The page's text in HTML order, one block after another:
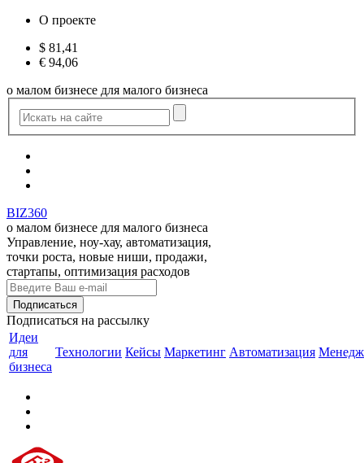
О проекте
$ 81,41
€ 94,06
о малом бизнесе для малого бизнеса
BIZ360
о малом бизнесе для малого бизнеса
Управление, ноу-хау, автоматизация,
точки роста, новые ниши, продажи,
стартапы, оптимизация расходов
Подписаться на рассылку
Идеи
для
бизнеса
Технологии Кейсы Маркетинг Автоматизация